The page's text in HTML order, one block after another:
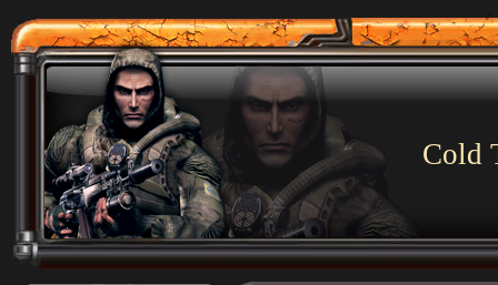
Cold